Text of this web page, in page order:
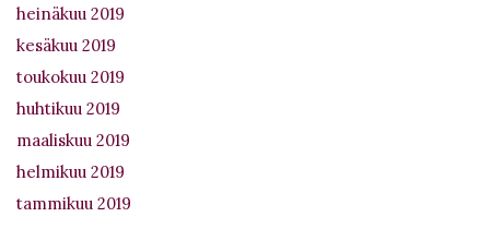
heinäkuu 2019
kesäkuu 2019
toukokuu 2019
huhtikuu 2019
maaliskuu 2019
helmikuu 2019
tammikuu 2019